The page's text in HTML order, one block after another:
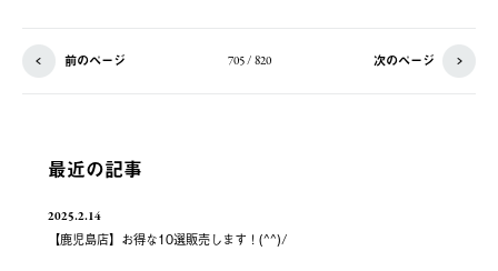
前のページ 705 / 820 次のページ
最近の記事
2025.2.14
【鹿児島店】お得な10選販売します！(^^)/